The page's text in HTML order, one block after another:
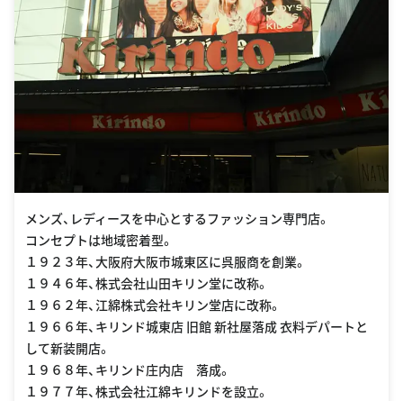
メンズ、レディースを中心とするファッション専門店。
コンセプトは地域密着型。
１９２３年、大阪府大阪市城東区に呉服商を創業。
１９４６年、株式会社山田キリン堂に改称。
１９６２年、江綿株式会社キリン堂店に改称。
１９６６年、キリンド城東店 旧館 新社屋落成 衣料デパートと
して新装開店。
１９６８年、キリンド庄内店 落成。
１９７７年、株式会社江綿キリンドを設立。